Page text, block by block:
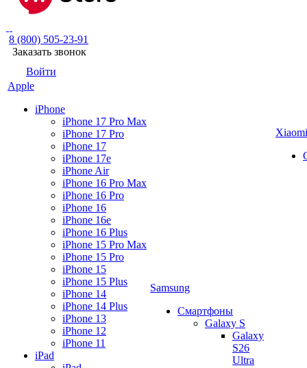
8 (800) 505-23-91
Заказать звонок
Войти
Apple
iPhone
iPhone 17 Pro Max
iPhone 17 Pro
iPhone 17
iPhone 17e
iPhone Air
iPhone 16 Pro Max
iPhone 16 Pro
iPhone 16
iPhone 16e
iPhone 16 Plus
iPhone 15 Pro Max
iPhone 15 Pro
iPhone 15
iPhone 15 Plus
iPhone 14
iPhone 14 Plus
iPhone 13
iPhone 12
iPhone 11
iPad
Samsung
Смартфоны
Galaxy S
Galaxy
S26
Ultra
Xiaomi